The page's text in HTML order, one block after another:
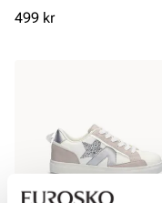
Pris
499 kr